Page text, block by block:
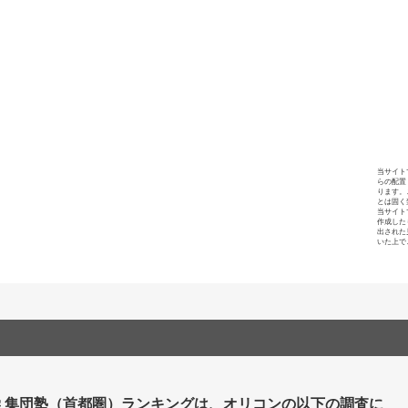
当サイ
らの配
ります
とは固
当サイ
作成した
出された
いた上で
団塾（首都圏）ランキングは、オリコンの以下の調査に